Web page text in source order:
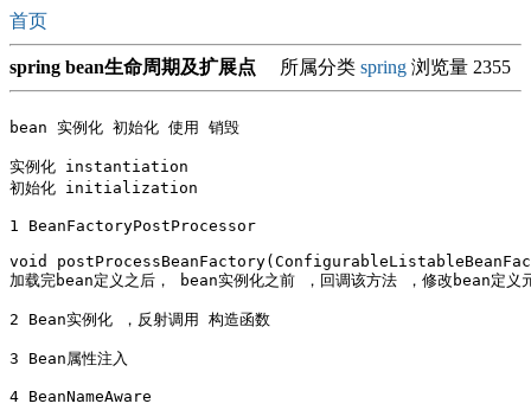
首页
spring bean生命周期及扩展点 所属分类 spring 浏览量 2355
bean 实例化 初始化 使用 销毁
实例化 instantiation
初始化 initialization
1 BeanFactoryPostProcessor
void
加载完bean定义之后， bean实例化之前 ，回调该方法 ，修改bean
2 Bean实例化 ，反射调用 构造函数
3 Bean属性注入
4 BeanNameAware